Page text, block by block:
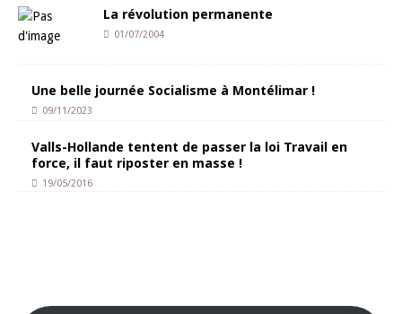
La révolution permanente
01/07/2004
Une belle journée Socialisme à Montélimar !
09/11/2023
Valls-Hollande tentent de passer la loi Travail en
force, il faut riposter en masse !
19/05/2016